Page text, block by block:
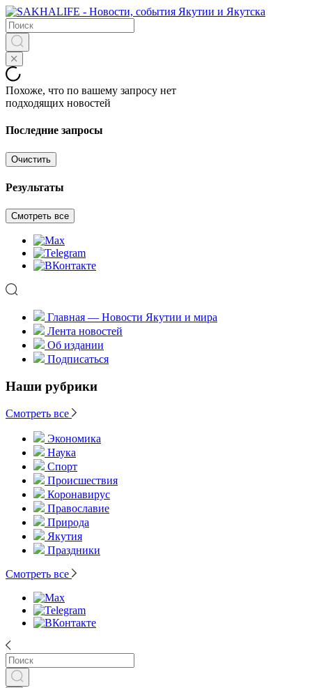
Похоже, что по вашему запросу нет
подходящих новостей
Последние запросы
Очистить
Результаты
Смотреть все
Главная — Новости Якутии и мира
Лента новостей
Об издании
Подписаться
Наши рубрики
Смотреть все
Экономика
Наука
Спорт
Происшествия
Коронавирус
Православие
Природа
Якутия
Праздники
Смотреть все